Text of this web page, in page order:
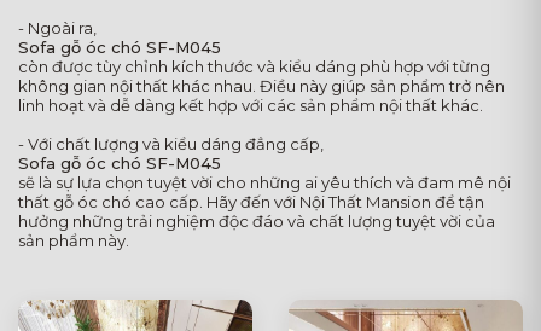
- Ngoài ra,
Sofa gỗ óc chó SF-M045
còn được tùy chỉnh kích thước và kiểu dáng phù hợp với từng
không gian nội thất khác nhau. Điều này giúp sản phẩm trở nên
linh hoạt và dễ dàng kết hợp với các sản phẩm nội thất khác.
- Với chất lượng và kiểu dáng đẳng cấp,
Sofa gỗ óc chó SF-M045
sẽ là sự lựa chọn tuyệt vời cho những ai yêu thích và đam mê nội
thất gỗ óc chó cao cấp. Hãy đến với Nội Thất Mansion để tận
hưởng những trải nghiệm độc đáo và chất lượng tuyệt vời của
sản phẩm này.